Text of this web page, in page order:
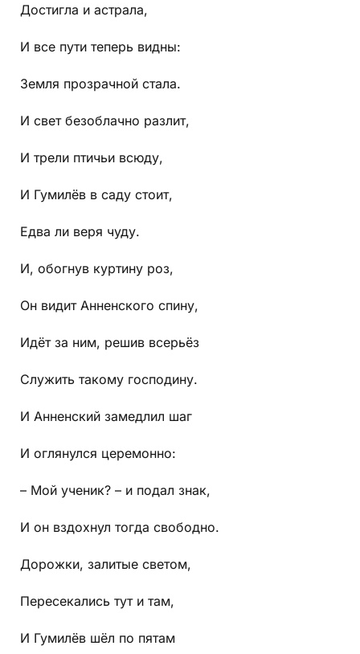
Достигла и астрала,
И все пути теперь видны:
Земля прозрачной стала.
И свет безоблачно разлит,
И трели птичьи всюду,
И Гумилёв в саду стоит,
Едва ли веря чуду.
И, обогнув куртину роз,
Он видит Анненского спину,
Идёт за ним, решив всерьёз
Служить такому господину.
И Анненский замедлил шаг
И оглянулся церемонно:
– Мой ученик? – и подал знак,
И он вздохнул тогда свободно.
Дорожки, залитые светом,
Пересекались тут и там,
И Гумилёв шёл по пятам